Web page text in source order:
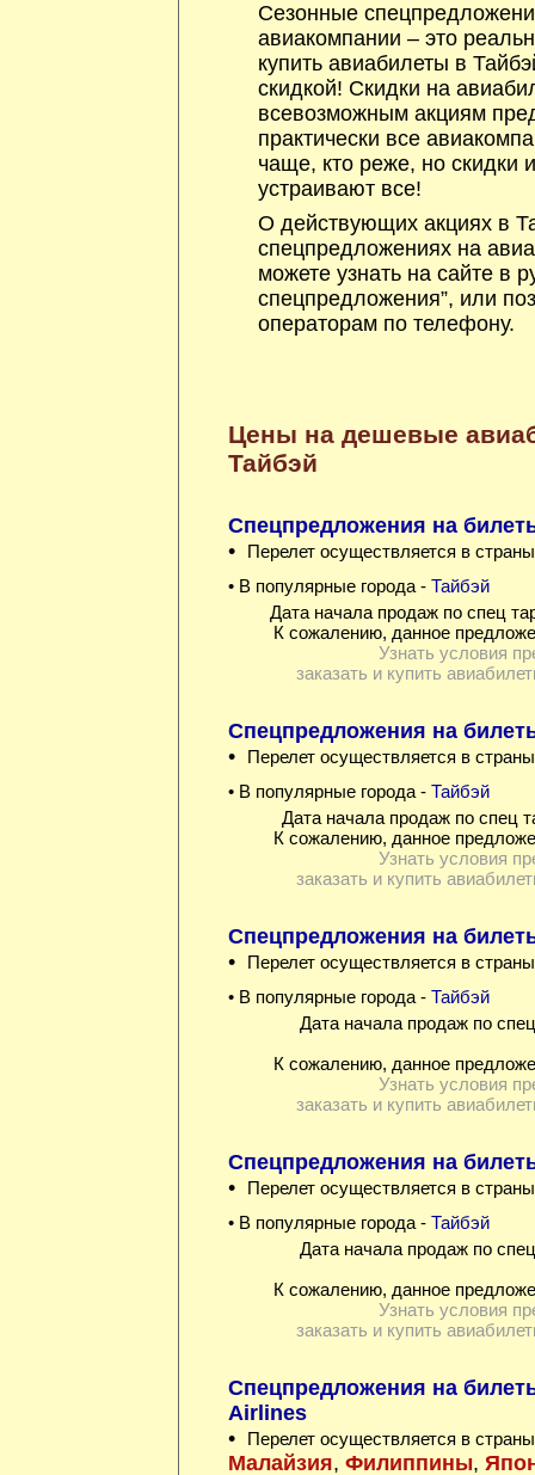
Сезонные
авиакомпании – это
купить авиабилеты в
скидкой! Скидки на
всевозможным акциям
практически все
чаще, кто реже, но скидки
устраивают все!
О действующих акциях в
спецпредложениях на
можете узнать на сайте в
спецпредложения”, или
операторам по телефону.
Цены на дешевые
Тайбэй
Спецпредложения на
•
Перелет осуществляется в
• В популярные города - Тайбэй
Дата начала продаж по спец
К сожалению, данное
Узнать условия
заказать и купить
Спецпредложения на
•
Перелет осуществляется в
• В популярные города - Тайбэй
Дата начала продаж по спец
К сожалению, данное
Узнать условия
заказать и купить
Спецпредложения на
•
Перелет осуществляется в
• В популярные города - Тайбэй
Дата начала продаж по
К сожалению, данное
Узнать условия
заказать и купить
Спецпредложения на
•
Перелет осуществляется в
• В популярные города - Тайбэй
Дата начала продаж по
К сожалению, данное
Узнать условия
заказать и купить
Спецпредложения на
Airlines
•
Перелет осуществляется в
Малайзия, Филиппины,